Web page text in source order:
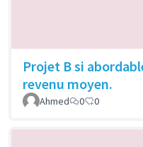
Projet B si
revenu moyen.
Ahmed 0 0